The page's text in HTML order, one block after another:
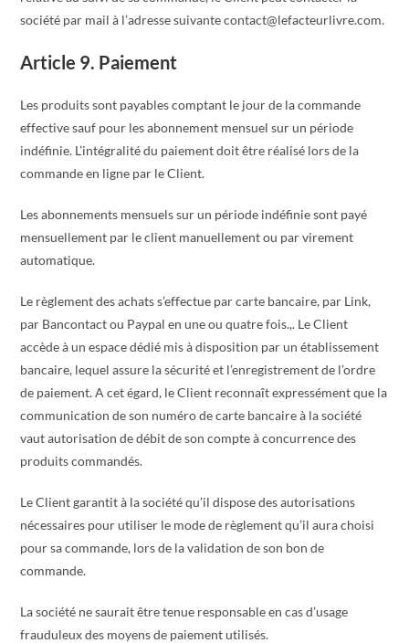
société par mail à l’adresse suivante contact@lefacteurlivre.com.
Article 9. Paiement
Les produits sont payables comptant le jour de la commande
effective sauf pour les abonnement mensuel sur un période
indéfinie. L’intégralité du paiement doit être réalisé lors de la
commande en ligne par le Client.
Les abonnements mensuels sur un période indéfinie sont payé
mensuellement par le client manuellement ou par virement
automatique.
Le règlement des achats s’effectue par carte bancaire, par Link,
par Bancontact ou Paypal en une ou quatre fois.,. Le Client
accède à un espace dédié mis à disposition par un établissement
bancaire, lequel assure la sécurité et l’enregistrement de l’ordre
de paiement. A cet égard, le Client reconnaît expressément que la
communication de son numéro de carte bancaire à la société
vaut autorisation de débit de son compte à concurrence des
produits commandés.
Le Client garantit à la société qu’il dispose des autorisations
nécessaires pour utiliser le mode de règlement qu’il aura choisi
pour sa commande, lors de la validation de son bon de
commande.
La société ne saurait être tenue responsable en cas d’usage
frauduleux des moyens de paiement utilisés.